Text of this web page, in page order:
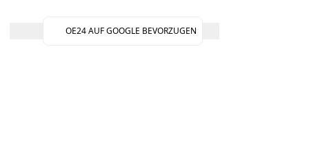
OE24 AUF GOOGLE BEVORZUGEN